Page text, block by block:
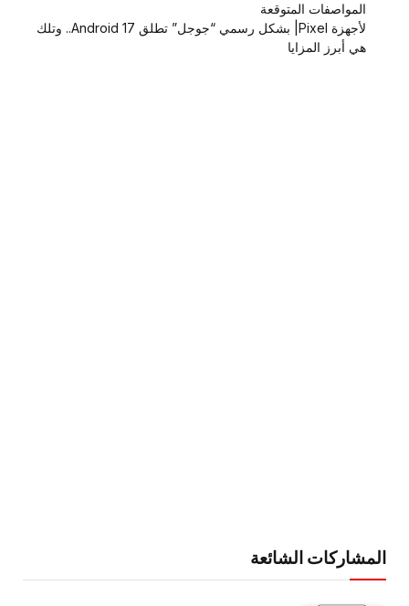
المواصفات المتوقعة
لأجهزة Pixel| بشكل رسمي “جوجل” تطلق Android 17.. وتلك
هي أبرز المزايا
المشاركات الشائعة